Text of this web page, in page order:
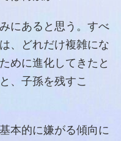
にあると思う。すべ
、どれだけ複雑にな
めに進化してきたと
、子孫を残すこ
本的に嫌がる傾向に